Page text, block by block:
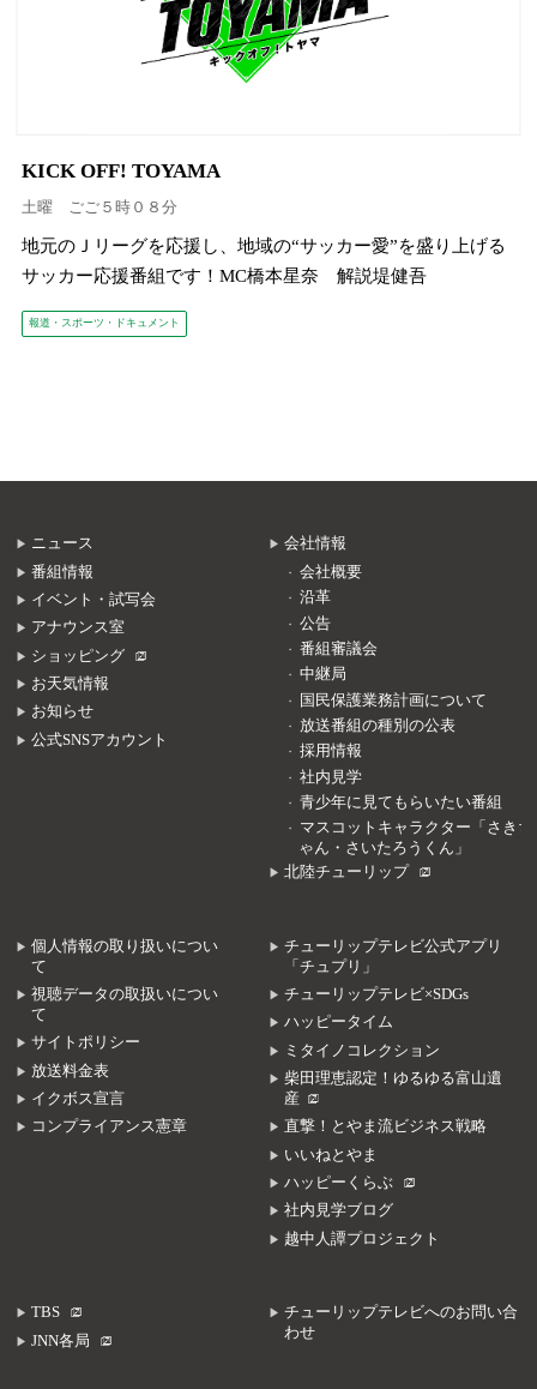
KICK OFF! TOYAMA
土曜 ごご５時０８分
地元のＪリーグを応援し、地域の“サッカー愛”を盛り上げる
サッカー応援番組です！MC橋本星奈 解説堤健吾
報道・スポーツ・ドキュメント
ニュース
番組情報
イベント・試写会
アナウンス室
ショッピング
お天気情報
お知らせ
公式SNSアカウント
会社情報
会社概要
沿革
公告
番組審議会
中継局
国民保護業務計画について
放送番組の種別の公表
採用情報
社内見学
青少年に見てもらいたい番組
マスコットキャラクター「さきち
ゃん・さいたろうくん」
北陸チューリップ
個人情報の取り扱いについ
て
視聴データの取扱いについ
て
サイトポリシー
放送料金表
イクボス宣言
コンプライアンス憲章
チューリップテレビ公式アプリ
「チュプリ」
チューリップテレビ×SDGs
ハッピータイム
ミタイノコレクション
柴田理恵認定！ゆるゆる富山遺
産
直撃！とやま流ビジネス戦略
いいねとやま
ハッピーくらぶ
社内見学ブログ
越中人譚プロジェクト
TBS
JNN各局
チューリップテレビへのお問い合
わせ